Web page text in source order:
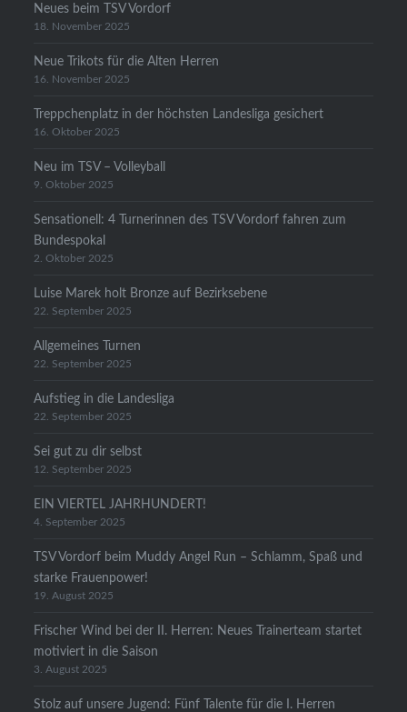
Neues beim TSV Vordorf
18. November 2025
Neue Trikots für die Alten Herren
16. November 2025
Treppchenplatz in der höchsten Landesliga gesichert
16. Oktober 2025
Neu im TSV – Volleyball
9. Oktober 2025
Sensationell: 4 Turnerinnen des TSV Vordorf fahren zum
Bundespokal
2. Oktober 2025
Luise Marek holt Bronze auf Bezirksebene
22. September 2025
Allgemeines Turnen
22. September 2025
Aufstieg in die Landesliga
22. September 2025
Sei gut zu dir selbst
12. September 2025
EIN VIERTEL JAHRHUNDERT!
4. September 2025
TSV Vordorf beim Muddy Angel Run – Schlamm, Spaß und
starke Frauenpower!
19. August 2025
Frischer Wind bei der II. Herren: Neues Trainerteam startet
motiviert in die Saison
3. August 2025
Stolz auf unsere Jugend: Fünf Talente für die I. Herren